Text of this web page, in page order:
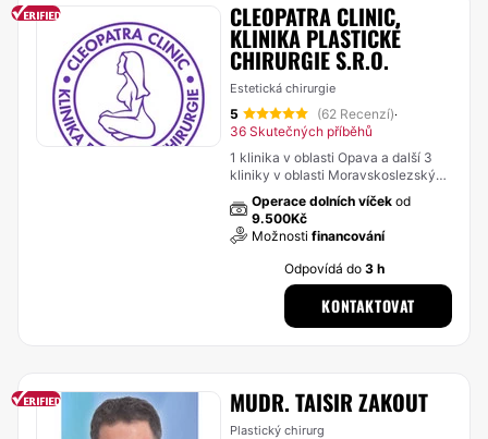
CLEOPATRA CLINIC,
KLINIKA PLASTICKÉ
CHIRURGIE S.R.O.
Estetická chirurgie
5 (62 Recenzí)·
36 Skutečných příběhů
1 klinika v oblasti Opava a další 3
kliniky v oblasti Moravskoslezský
Operace dolních víček od
9.500Kč
Možnosti financování
Odpovídá do3 h
KONTAKTOVAT
MUDR. TAISIR ZAKOUT
Plastický chirurg